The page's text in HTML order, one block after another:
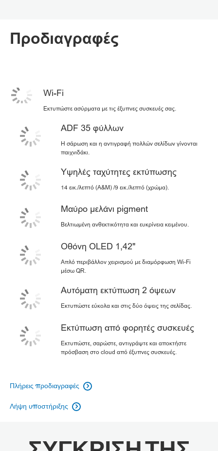
Προδιαγραφές
Wi-Fi
Εκτυπώστε ασύρματα με τις έξυπνες συσκευές σας.
ADF 35 φύλλων
Η σάρωση και η αντιγραφή πολλών σελίδων γίνονται
παιχνιδάκι.
Υψηλές ταχύτητες εκτύπωσης
14 εικ./λεπτό (Α&Μ) /9 εικ./λεπτό (χρώμα).
Μαύρο μελάνι pigment
Βελτιωμένη ανθεκτικότητα και ευκρίνεια κειμένου.
Οθόνη OLED 1,42"
Απλό περιβάλλον χειρισμού με διαμόρφωση Wi-Fi
μέσω QR.
Αυτόματη εκτύπωση 2 όψεων
Εκτυπώστε εύκολα και στις δύο όψεις της σελίδας.
Εκτύπωση από φορητές συσκευές
Εκτυπώστε, σαρώστε, αντιγράψτε και αποκτήστε
πρόσβαση στο cloud από έξυπνες συσκευές.
Πλήρεις προδιαγραφές 
Λήψη υποστήριξης 